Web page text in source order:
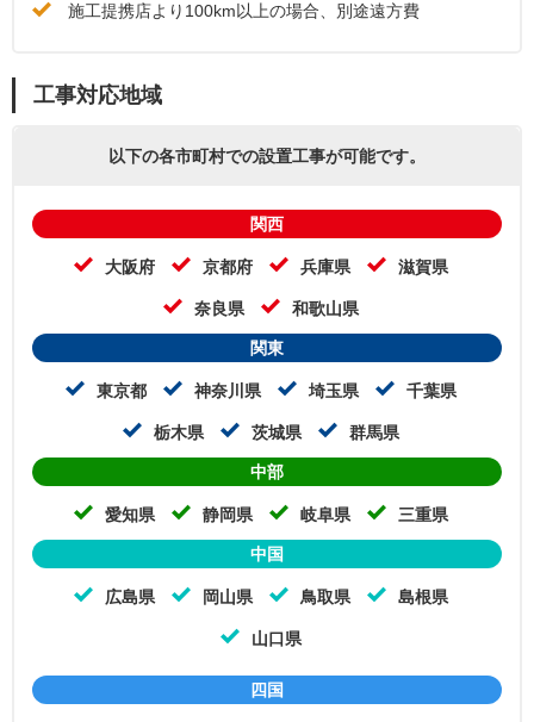
施工提携店より100km以上の場合、別途遠方費
工事対応地域
以下の各市町村での設置工事が可能です。
関西
大阪府 京都府 兵庫県 滋賀県
奈良県 和歌山県
関東
東京都 神奈川県 埼玉県 千葉県
栃木県 茨城県 群馬県
中部
愛知県 静岡県 岐阜県 三重県
中国
広島県 岡山県 鳥取県 島根県
山口県
四国